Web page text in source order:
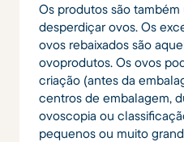
Os produtos são
desperdiçar ovos. Os
ovos rebaixados são
ovoprodutos. Os ovos
criação (antes da
centros de embalagem,
ovoscopia ou
pequenos ou muito